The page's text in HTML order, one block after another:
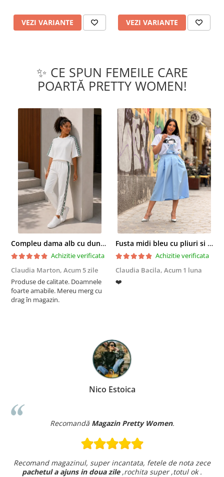
VEZI VARIANTE VEZI VARIANTE
✨ CE SPUN FEMEILE CARE
POARTĂ PRETTY WOMEN!
Compleu dama alb cu dungi laterale in nuante de verde si negru
Achizitie verificata
Claudia Marton, Acum 5 zile
Produse de calitate. Doamnele
foarte amabile. Mereu merg cu
drag în magazin.
Fusta midi bleu cu pliuri si buzunare
Achizitie verificata
Claudia Bacila, Acum 1 luna
❤️
Nico Estoica
Recomandă Magazin Pretty Women.
Recomand magazinul, super incantata, fetele de nota zece
pachetul a ajuns in doua zile,rochita super ,totul ok .